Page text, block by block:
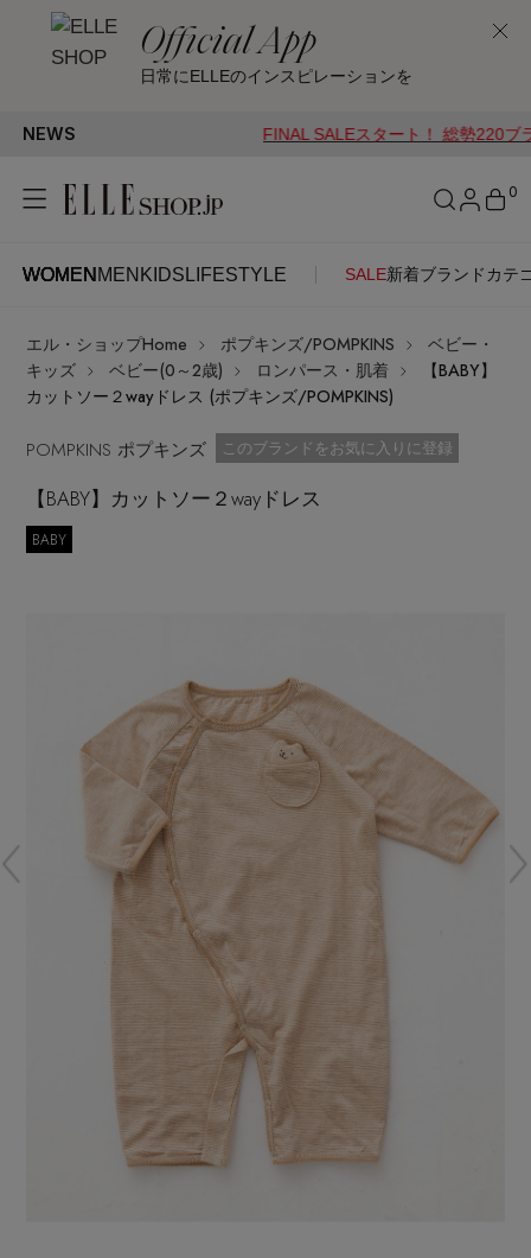
Official App
日常にELLEのインスピレーションを
NEWS FINAL SALEスタート！ 総勢220ブランドが
WOMEN MEN KIDS LIFESTYLE SALE新着ブランド カテ
0
WOMENMENKIDSLIFESTYLE
ITEMS
新着アイテム
再入荷アイテム
最旬！トレンドワード
【雨の日】急な雨対策グッズ
【Tシャツ】デイリーに活躍
【サンダル】ビーサンの季節！
【ワンピース】猛暑日はこれ！
【リネン】涼しい夏素材
アイテム一覧
ログイン
はじめてご利用の方
新規会員登録
いち早くお届けします。
ご登録はこちら
エル・ショップについて
SEE RESULTS
エル・ショップHome ポプキンズ/POMPKINS
ベビー・
キッズ
ベビー(0～2歳) ロンパース・肌着
【BABY】
カットソー２wayドレス (ポプキンズ/POMPKINS)
POMPKINS ポプキンズ お気に入り済
このブランドをお気に入りに登録
【BABY】カットソー２wayドレス
BABY